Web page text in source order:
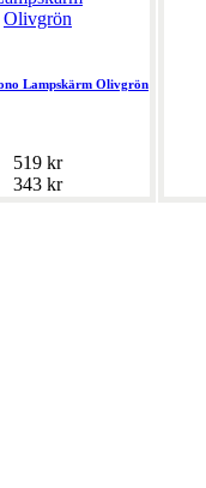
Lampskärm Olivgrön
519 kr
343 kr